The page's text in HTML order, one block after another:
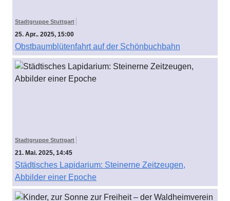
Stadtgruppe Stuttgart
25. Apr.. 2025, 15:00
Obstbaumblütenfahrt auf der Schönbuchbahn
Stadtgruppe Stuttgart
21. Mai. 2025, 14:45
Städtisches Lapidarium: Steinerne Zeitzeugen,
Abbilder einer Epoche